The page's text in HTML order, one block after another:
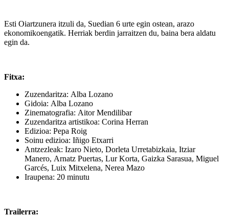
Esti Oiartzunera itzuli da, Suedian 6 urte egin ostean, arazo
ekonomikoengatik. Herriak berdin jarraitzen du, baina bera aldatu
egin da.
Fitxa:
Zuzendaritza: Alba Lozano
Gidoia: Alba Lozano
Zinematografia: Aitor Mendilibar
Zuzendaritza artistikoa: Corina Herran
Edizioa: Pepa Roig
Soinu edizioa: Iñigo Etxarri
Antzezleak: Izaro Nieto, Dorleta Urretabizkaia, Itziar
Manero, Arnatz Puertas, Lur Korta, Gaizka Sarasua, Miguel
Garcés, Luix Mitxelena, Nerea Mazo
Iraupena: 20 minutu
Trailerra: